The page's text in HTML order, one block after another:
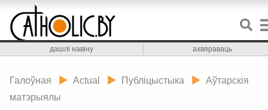
дашлі навіну ахвяраваць
Галоўная Actual Публіцыстыка
Аўтарскія
матэрыялы